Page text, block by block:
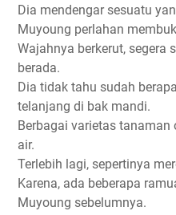
Dia mendengar sesuatu
Muyoung perlahan
Wajahnya berkerut, segera
berada.
Dia tidak tahu sudah
telanjang di bak mandi.
Berbagai varietas
air.
Terlebih lagi, sepertinya
Karena, ada beberapa
Muyoung sebelumnya.